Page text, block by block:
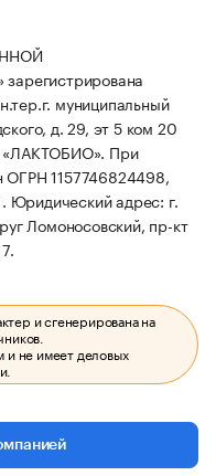
муниципальный
д. 29, эт 5 ком 20
«ЛАКТОБИО». При
ОГРН 1157746824498,
Юридический адрес: г.
Ломоносовский, пр-кт
и сгенерирована на
и не имеет деловых